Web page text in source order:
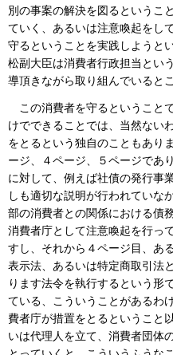
別の事案の解決を図るというこ
ていく、あるいは注意喚起をし
守るということを実践しようと
松副大臣は消費者行政担当とい
導頂きながら取り組んでいると
この消費者を守るということ
けでできることでは、当然ない
をとるという独自のこともあり
ージ、４ページ、５ページであ
に対して、例えば社債の発行事
しも適切な説明が行われていな
部の消費者との関係における債
消費者庁として注意喚起を行っ
すし、それから４ページ目、あ
表示法、あるいは特定商取引法
ります法令を執行するという形
ている、こういうことがあるわ
費者庁が措置をとるということ
いは代理人を立て、消費者団体